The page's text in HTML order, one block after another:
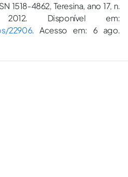
1518-4862, Teresina, ano 17, n.
Disponível em:
22906. Acesso em: 6 ago.